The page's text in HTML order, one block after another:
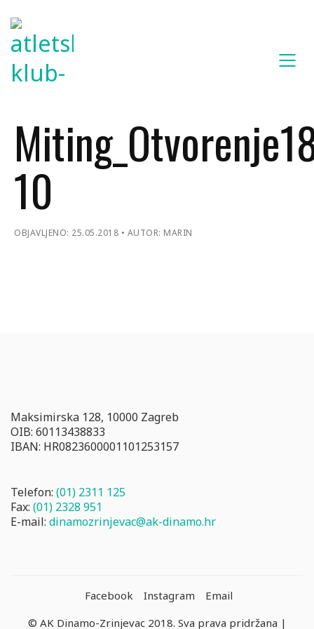
10
OBJAVLJENO: 25.05.2018 AUTOR: MARIN
Maksimirska 128, 10000 Zagreb
OIB: 60113438833
IBAN: HR0823600001101253157
Telefon: (01) 2311 125
Fax: (01) 2328 951
E-mail: dinamozrinjevac@ak-dinamo.hr
Facebook Instagram
Email
© AK Dinamo-Zrinjevac 2018. Sva prava pridržana |